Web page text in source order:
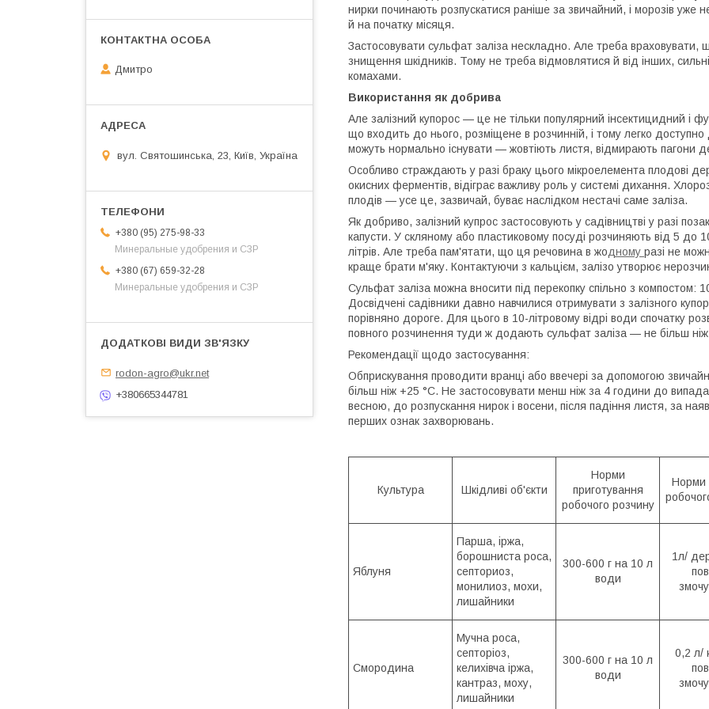
нирки починають розпускатися раніше за звичайний, і морозів уже
й на початку місяця.
Застосовувати сульфат заліза нескладно. Але треба враховувати,
знищення шкідників. Тому не треба відмовлятися й від інших,
комахами.
Використання як добрива
Але залізний купорос — це не тільки популярний інсектицидний і
що входить до нього, розміщене в розчинній, і тому легко
можуть нормально існувати — жовтіють листя, відмирають пагони
Особливо страждають у разі браку цього мікроелемента плодові
окисних ферментів, відіграє важливу роль у системі дихання.
плодів — усе це, зазвичай, буває наслідком нестачі саме заліза.
Як добриво, залізний купрос застосовують у садівництві у разі
капусти. У скляному або пластиковому посуді розчиняють від 5
літрів. Але треба пам'ятати, що ця речовина в жодному разі не
краще брати м'яку. Контактуючи з кальцієм, залізо утворює
Сульфат заліза можна вносити під перекопку спільно з компостом:
Досвідчені садівники давно навчилися отримувати з залізного
порівняно дороге. Для цього в 10-літровому відрі води спочатку
повного розчинення туди ж додають сульфат заліза — не більш
Рекомендації щодо застосування:
Обприскування проводити вранці або ввечері за допомогою
більш ніж +25 °C. Не застосовувати менш ніж за 4 години до
весною, до розпускання нирок і восени, після падіння листя, за
перших ознак захворювань.
Культура Шкідливі об'єкти
Норми
приготування
робочого розчину
Норми
Яблуня
Парша, іржа,
борошниста роса,
септориоз,
монилиоз, мохи,
лишайники
300-600 г на 10 л
води
1л/
Смородина
Мучна роса,
септоріоз,
келихівча іржа,
кантраз, моху,
лишайники
300-600 г на 10 л
води
0,2 л/
Дмитро
вул. Святошинська, 23, Київ, Україна
+380 (95) 275-98-33
Минеральные удобрения и СЗР
+380 (67) 659-32-28
Минеральные удобрения и СЗР
rodon-agro@ukr.net
+380665344781